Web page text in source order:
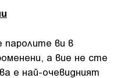
паролите ви в
а вие не сте
е най-очевидният